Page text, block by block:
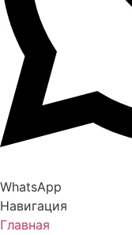
WhatsApp
Навигация
Главная